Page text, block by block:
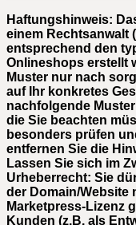
Haftungshinweis:
einem Rechtsanwalt (
entsprechend den
Onlineshops erstellt
Muster nur nach
auf Ihr konkretes
nachfolgende
die Sie beachten
besonders prüfen
entfernen Sie die
Lassen Sie sich im
Urheberrecht: Sie
der Domain/Website
Marketpress-Lizenz
Kunden (z.B. als